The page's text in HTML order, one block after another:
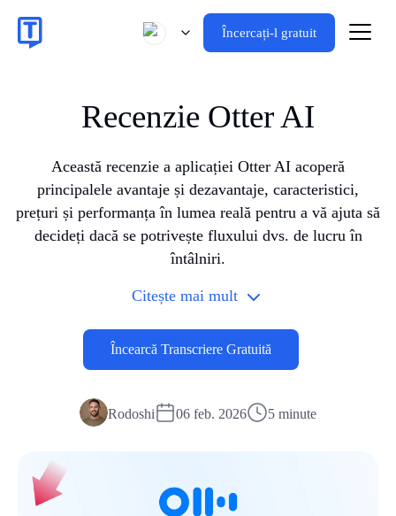
Încercați-l gratuit
Recenzie Otter AI
Această recenzie a aplicației Otter AI acoperă
principalele avantaje și dezavantaje, caracteristici,
prețuri și performanța în lumea reală pentru a vă ajuta să
decideți dacă se potrivește fluxului dvs. de lucru în
întâlniri.
Citește mai mult
Încearcă Transcriere Gratuită
Rodoshi 06 feb. 2026 5 minute